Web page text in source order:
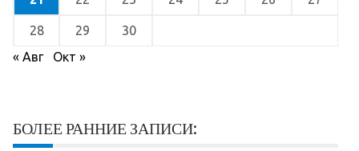
28 29
30
« Авг
Окт »
БОЛЕЕ РАННИЕ ЗАПИСИ: